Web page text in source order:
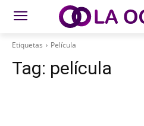
Etiquetas Película
Tag: película